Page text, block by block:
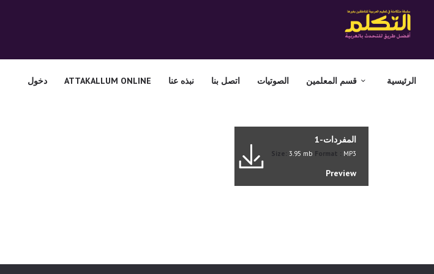
الرئيسية قسم المعلمين الصوتيات اتصل بنا نبذه عنا ATTAKALLUM ONLINE دخول
الصوتيات
المفردات-1
Size: 3.95 mb Format : MP3
Preview